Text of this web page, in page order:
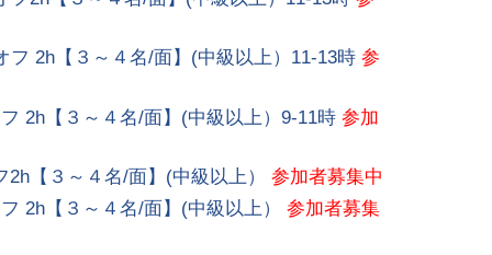
フ 2h【３～４名/面】(中級以上）11-13時 参
2h【３～４名/面】(中級以上）9-11時 参加
【３～４名/面】(中級以上）
参加者募集中
2h【３～４名/面】(中級以上）
参加者募集